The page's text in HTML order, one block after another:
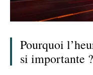
Pourquoi
si importante ?